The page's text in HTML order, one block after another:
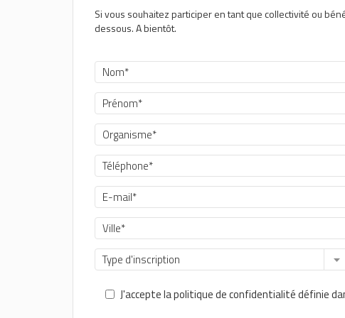
Si vous souhaitez participer en tant que collectivité ou
dessous. A bientôt.
Type d'inscription
J'accepte la politique de confidentialité définie